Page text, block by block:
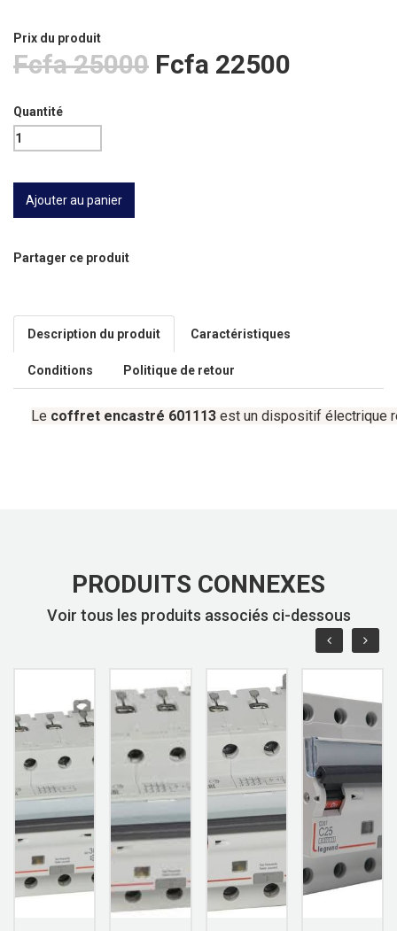
Prix ​​du produit
Fcfa 25000 Fcfa 22500
Quantité
Partager ce produit
Description du produit Caractéristiques
Conditions Politique de retour
Le coffret encastré 601113 est un dispositif électrique
PRODUITS CONNEXES
Voir tous les produits associés ci-dessous